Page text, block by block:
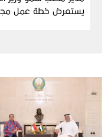
يستعرض خطة عمل